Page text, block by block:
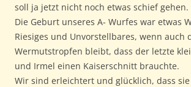
soll ja jetzt nicht noch etwas schief gehen.
Die Geburt unseres A- Wurfes war etwas
Riesiges und Unvorstellbares, wenn auch
Wermutstropfen bleibt, dass der letzte
und Irmel einen Kaiserschnitt brauchte.
Wir sind erleichtert und glücklich, dass